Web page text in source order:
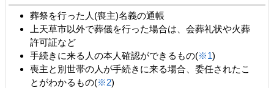
葬祭を行った人(喪主)名義の通帳
上天草市以外で葬儀を行った場合は、会葬礼状や火葬
許可証など
手続きに来る人の本人確認ができるもの(※1)
喪主と別世帯の人が手続きに来る場合、委任されたこ
とがわかるもの(※2)